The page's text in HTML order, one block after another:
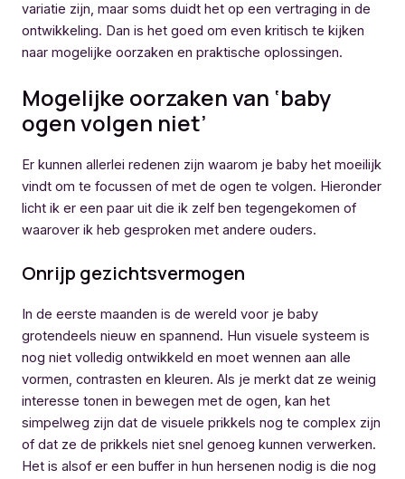
variatie zijn, maar soms duidt het op een vertraging in de
ontwikkeling. Dan is het goed om even kritisch te kijken
naar mogelijke oorzaken en praktische oplossingen.
Mogelijke oorzaken van ‘baby
ogen volgen niet’
Er kunnen allerlei redenen zijn waarom je baby het moeilijk
vindt om te focussen of met de ogen te volgen. Hieronder
licht ik er een paar uit die ik zelf ben tegengekomen of
waarover ik heb gesproken met andere ouders.
Onrijp gezichtsvermogen
In de eerste maanden is de wereld voor je baby
grotendeels nieuw en spannend. Hun visuele systeem is
nog niet volledig ontwikkeld en moet wennen aan alle
vormen, contrasten en kleuren. Als je merkt dat ze weinig
interesse tonen in bewegen met de ogen, kan het
simpelweg zijn dat de visuele prikkels nog te complex zijn
of dat ze de prikkels niet snel genoeg kunnen verwerken.
Het is alsof er een buffer in hun hersenen nodig is die nog